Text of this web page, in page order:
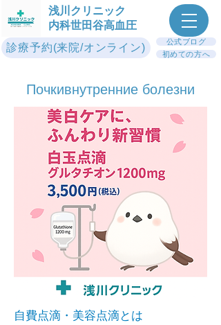
浅川クリニック
内科世田谷高血圧
診療予約(来院/オンライン)
公式ブログ
初めての方へ
Почки​внутренние болезни
自費点滴・美容点滴とは